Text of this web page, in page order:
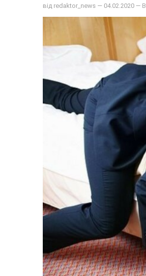
від redaktor_news — 04.02.2020 — В